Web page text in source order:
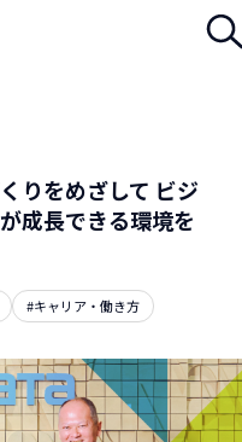
りをめざして ビジ
成長できる環境を
#キャリア・働き方